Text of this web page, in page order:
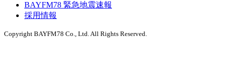
BAYFM78 緊急地震速報
採用情報
Copyright BAYFM78 Co., Ltd. All Rights Reserved.